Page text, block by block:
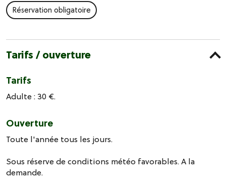
Réservation obligatoire
Tarifs / ouverture
Tarifs
Adulte : 30 €.
Ouverture
Toute l'année tous les jours.
Sous réserve de conditions météo favorables. A la
demande.